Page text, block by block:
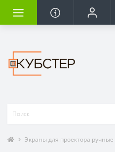
Экраны для проектора ручные